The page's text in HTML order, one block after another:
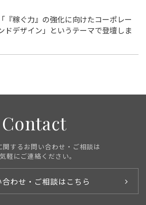
『稼ぐ力』の強化に向けたコーポレー
ドデザイン」というテーマで登壇しま
Contact
関するお問い合わせ・ご相談は
軽にご連絡ください。
合わせ・ご相談はこちら